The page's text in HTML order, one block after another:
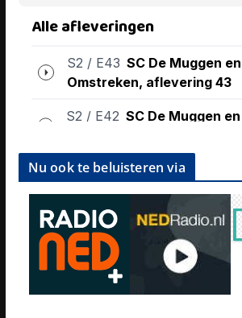
Nu ook te beluisteren via